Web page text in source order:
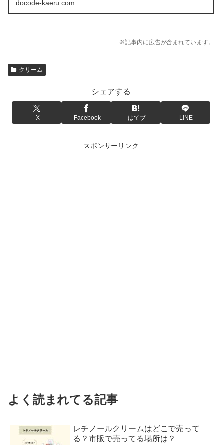
docode-kaeru.com
※記事内に広告が含まれています。
クリーム
シェアする
X Facebook はてブ LINE
スポンサーリンク
よく読まれてる記事
レチノールクリームはどこで売って
る？市販で売ってる場所は？